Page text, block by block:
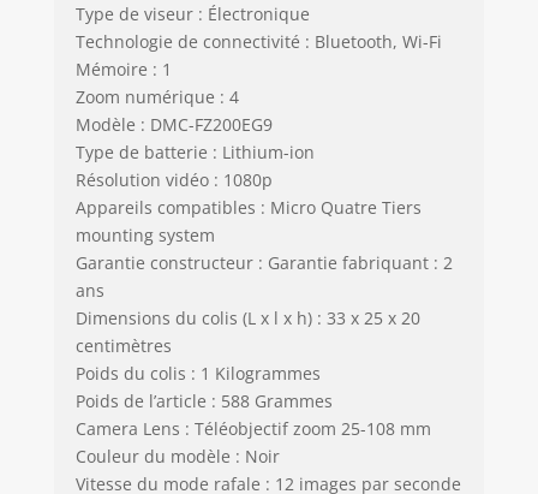
Type de viseur : Électronique
Technologie de connectivité : Bluetooth, Wi-Fi
Mémoire : 1
Zoom numérique : 4
Modèle : DMC-FZ200EG9
Type de batterie : Lithium-ion
Résolution vidéo : 1080p
Appareils compatibles : Micro Quatre Tiers
mounting system
Garantie constructeur : Garantie fabriquant : 2
ans
Dimensions du colis (L x l x h) : 33 x 25 x 20
centimètres
Poids du colis : 1 Kilogrammes
Poids de l’article : 588 Grammes
Camera Lens : Téléobjectif zoom 25-108 mm
Couleur du modèle : Noir
Vitesse du mode rafale : 12 images par seconde